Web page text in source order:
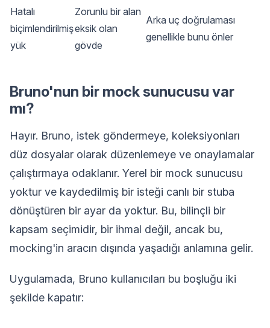
Hatalı
biçimlendirilmiş
yük
Zorunlu bir alan
eksik olan
gövde
Arka uç doğrulaması
genellikle bunu önler
Bruno'nun bir mock sunucusu var
mı?
Hayır. Bruno, istek göndermeye, koleksiyonları
düz dosyalar olarak düzenlemeye ve onaylamalar
çalıştırmaya odaklanır. Yerel bir mock sunucusu
yoktur ve kaydedilmiş bir isteği canlı bir stuba
dönüştüren bir ayar da yoktur. Bu, bilinçli bir
kapsam seçimidir, bir ihmal değil, ancak bu,
mocking'in aracın dışında yaşadığı anlamına gelir.
Uygulamada, Bruno kullanıcıları bu boşluğu iki
şekilde kapatır: